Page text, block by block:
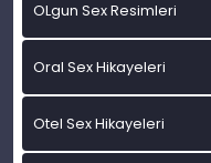
OLgun Sex Resimleri
Oral Sex Hikayeleri
Otel Sex Hikayeleri